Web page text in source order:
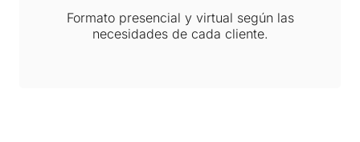
Formato presencial y virtual según las
necesidades de cada cliente.